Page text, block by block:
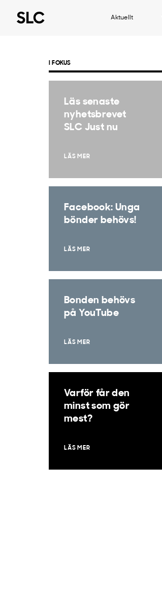
Aktuellt
I FOKUS
Läs senaste
nyhetsbrevet
SLC Just nu
LÄS MER
Facebook: Unga
bönder behövs!
LÄS MER
Bonden behövs
på YouTube
LÄS MER
Varför får den
minst som gör
mest?
LÄS MER